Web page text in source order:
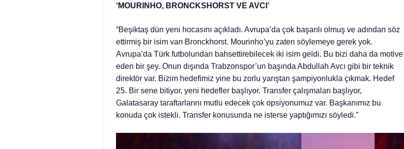
‘MOURINHO, BRONCKSHORST VE AVCI’
“Beşiktaş dün yeni hocasını açıkladı. Avrupa’da çok başarılı olmuş ve adından söz
ettirmiş bir isim van Bronckhorst. Mourinho’yu zaten söylemeye gerek yok.
Avrupa’da Türk futbolundan bahsettirebilecek iki isim geldi. Bu bizi daha da motive
eden bir şey. Onun dışında Trabzonspor’un başında Abdullah Avcı gibi bir teknik
direktör var. Bizim hedefimiz yine bu zorlu yarıştan şampiyonlukla çıkmak. Hedef
25. Bir sene bitiyor, yeni hedefler başlıyor. Transfer çalışmaları başlıyor,
Galatasaray taraftarlarını mutlu edecek çok opsiyonumuz var. Başkanımız bu
konuda çok istekli. Transfer konusunda ne isterse yaptığımızı söyledi.”